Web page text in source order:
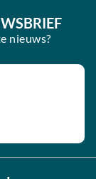
nieuws?